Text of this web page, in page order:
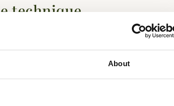
About
technique
94% Polyester, 6% Elasthanne
Élasthanne, Polyester